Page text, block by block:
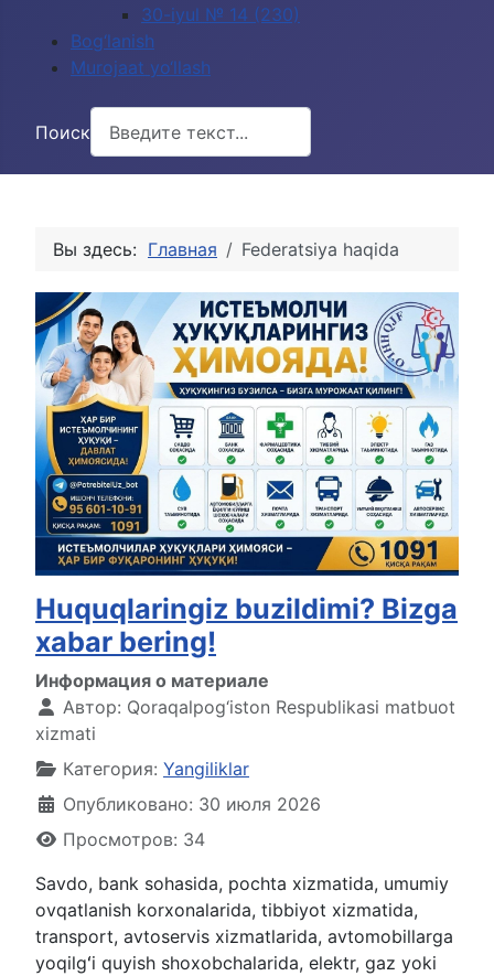
30-iyul № 14 (230)
Bog‘lanish
Murojaat yo‘llash
Поиск
Вы здесь: Главная Federatsiya haqida
Huquqlaringiz buzildimi? Bizga
xabar bering!
Информация о материале
Автор: Qoraqalpog‘iston Respublikasi matbuot
xizmati
Категория: Yangiliklar
Опубликовано: 30 июля 2026
Просмотров: 34
Savdo, bank sohasida, pochta xizmatida, umumiy
ovqatlanish korxonalarida, tibbiyot xizmatida,
transport, avtoservis xizmatlarida, avtomobillarga
yoqilgʻi quyish shoxobchalarida, elektr, gaz yoki